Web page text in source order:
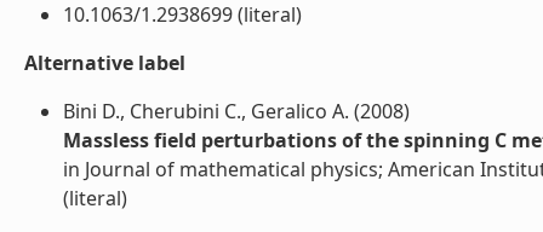
10.1063/1.2938699 (literal)
Alternative label
Bini D., Cherubini C., Geralico A. (2008)
Massless field perturbations of the spinning C
in Journal of mathematical physics; American
(literal)